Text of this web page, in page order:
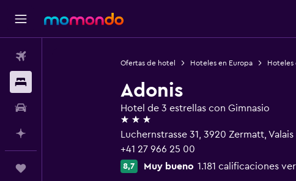
Ofertas de hotel Hoteles en Europa Hoteles
Adonis
Hotel de 3 estrellas con Gimnasio
3 estrellas
Luchernstrasse 31, 3920 Zermatt, Valais
+41 27 966 25 00
8,7 Muy bueno 1.181 calificaciones